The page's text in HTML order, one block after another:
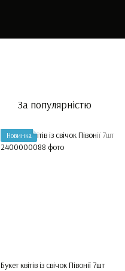
За популярністю
Новинка
Букет квітів із свічок Півонії 7шт